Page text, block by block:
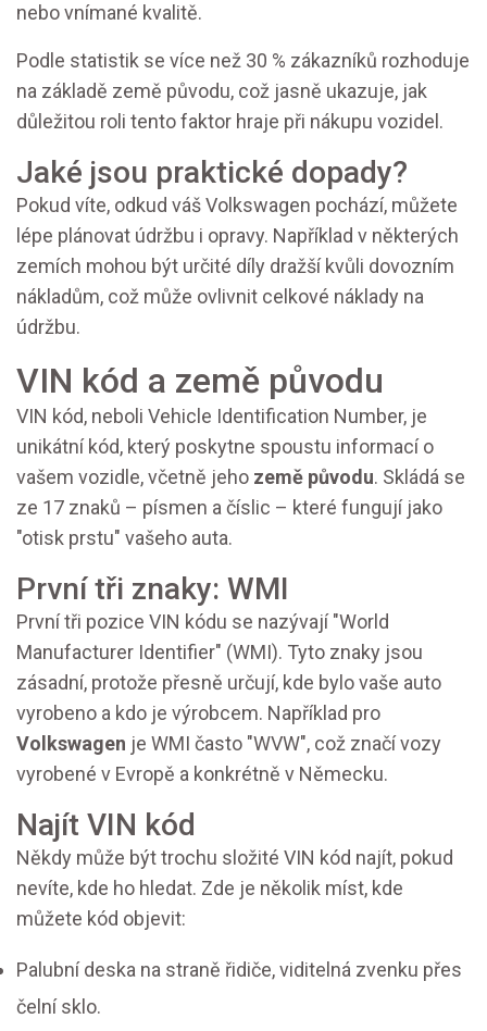
nebo vnímané kvalitě.
Podle statistik se více než 30 % zákazníků rozhoduje
na základě země původu, což jasně ukazuje, jak
důležitou roli tento faktor hraje při nákupu vozidel.
Jaké jsou praktické dopady?
Pokud víte, odkud váš Volkswagen pochází, můžete
lépe plánovat údržbu i opravy. Například v některých
zemích mohou být určité díly dražší kvůli dovozním
nákladům, což může ovlivnit celkové náklady na
údržbu.
VIN kód a země původu
VIN kód, neboli Vehicle Identification Number, je
unikátní kód, který poskytne spoustu informací o
vašem vozidle, včetně jeho země původu. Skládá se
ze 17 znaků – písmen a číslic – které fungují jako
"otisk prstu" vašeho auta.
První tři znaky: WMI
První tři pozice VIN kódu se nazývají "World
Manufacturer Identifier" (WMI). Tyto znaky jsou
zásadní, protože přesně určují, kde bylo vaše auto
vyrobeno a kdo je výrobcem. Například pro
Volkswagen je WMI často "WVW", což značí vozy
vyrobené v Evropě a konkrétně v Německu.
Najít VIN kód
Někdy může být trochu složité VIN kód najít, pokud
nevíte, kde ho hledat. Zde je několik míst, kde
můžete kód objevit:
Palubní deska na straně řidiče, viditelná zvenku přes
čelní sklo.